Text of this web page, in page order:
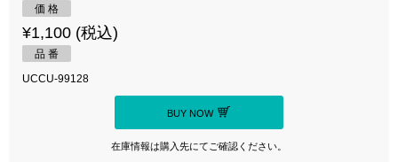
価 格
¥1,100 (税込)
品 番
UCCU-99128
BUY NOW
在庫情報は購入先にてご確認ください。